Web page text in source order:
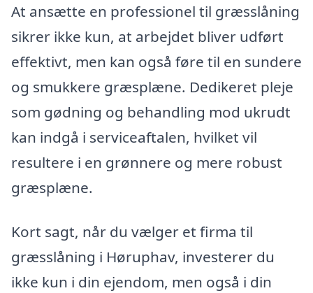
At ansætte en professionel til græsslåning
sikrer ikke kun, at arbejdet bliver udført
effektivt, men kan også føre til en sundere
og smukkere græsplæne. Dedikeret pleje
som gødning og behandling mod ukrudt
kan indgå i serviceaftalen, hvilket vil
resultere i en grønnere og mere robust
græsplæne.
Kort sagt, når du vælger et firma til
græsslåning i Høruphav, investerer du
ikke kun i din ejendom, men også i din